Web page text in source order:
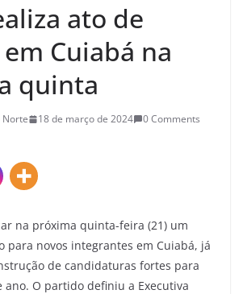
ato de
Cuiabá na
quinta
Norte 18 de março de 2024 0 Comments
na próxima quinta-feira (21) um
para novos integrantes em Cuiabá, já
de candidaturas fortes para
ano. O partido definiu a Executiva